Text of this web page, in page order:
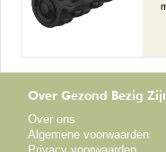
Over Gezond Bezig
Over ons
Algemene voorwaarden